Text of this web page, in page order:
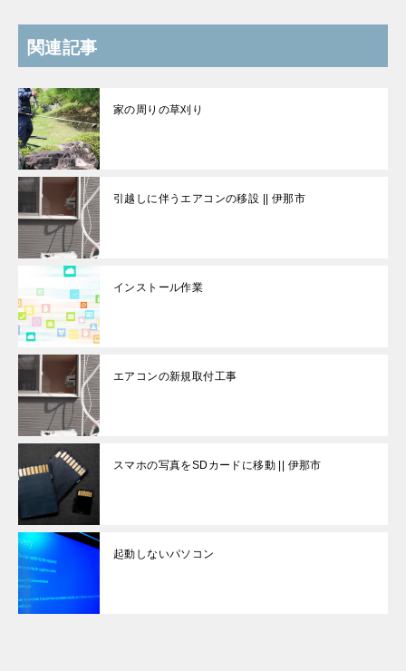
関連記事
家の周りの草刈り
引越しに伴うエアコンの移設 || 伊那市
インストール作業
エアコンの新規取付工事
スマホの写真をSDカードに移動 || 伊那市
起動しないパソコン